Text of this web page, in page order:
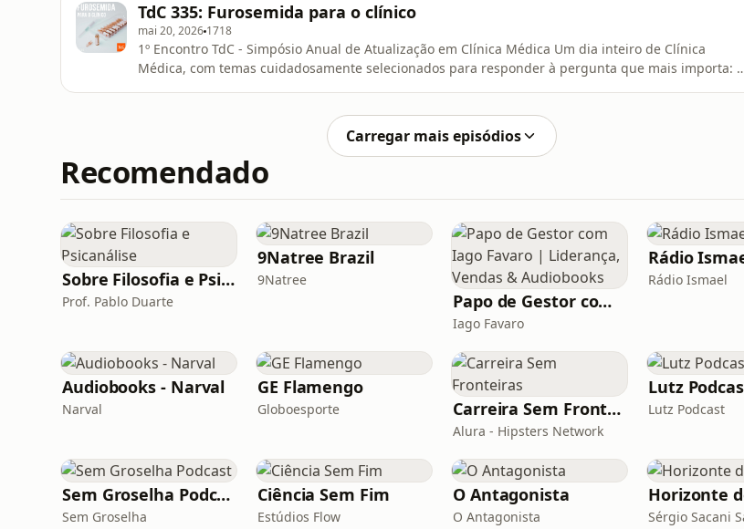
em São Paulo no dia
TdC 335: Furosemida para o clínico
mai 20, 2026 1718
1º Encontro TdC - Simpósio Anual de Atualização em Clínica Médica Um dia inteiro de Clínica
Médica, com temas cuidadosamente selecionados para responder à pergunta que mais importa: o
Carregar mais episódios
Recomendado
Sobre Filosofia e Psicanálise
Prof. Pablo Duarte
9Natree Brazil
9Natree
Papo de Gestor com Iago Favaro | Liderança, Vendas & Audiobooks
Iago Favaro
Rádio
Rádio Ismael
Audiobooks - Narval
Narval
GE Flamengo
Globoesporte Carreira Sem Fronteiras
Alura - Hipsters Network
Lutz
Lutz Podcast
Sem Groselha Podcast
Sem Groselha
Ciência Sem Fim
Estúdios Flow
O Antagonista
O Antagonista Sérgio Sacani